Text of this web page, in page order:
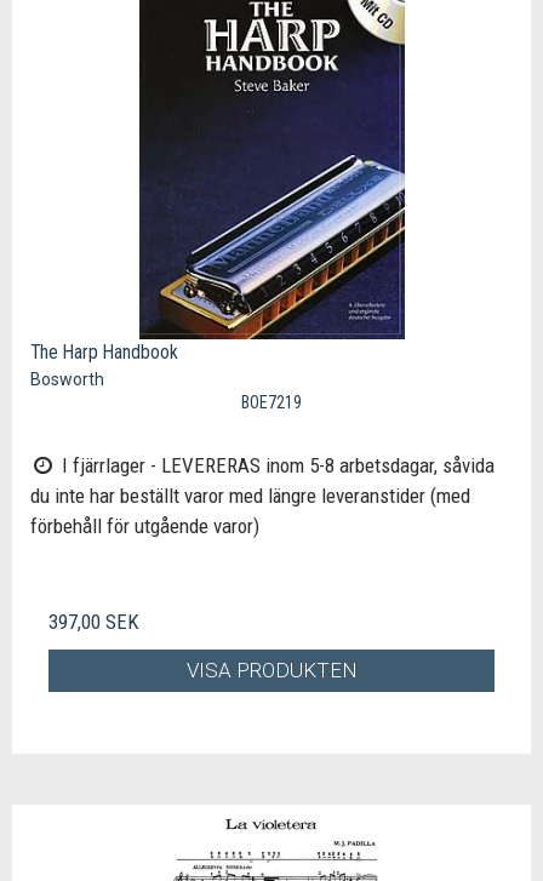
The Harp Handbook
Bosworth
BOE7219
I fjärrlager - LEVERERAS inom 5-8 arbetsdagar, såvida
du inte har beställt varor med längre leveranstider (med
förbehåll för utgående varor)
397,00 SEK
VISA PRODUKTEN